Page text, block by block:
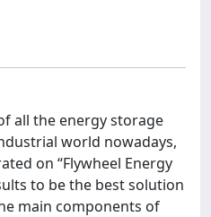
all the energy storage
world nowadays,
on “Flywheel Energy
to be the best solution
main components of